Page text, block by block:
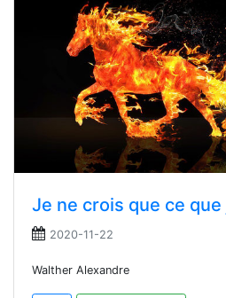
Je ne crois que ce que
2020-11-22
Walther Alexandre